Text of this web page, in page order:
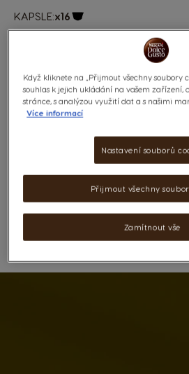
KAPSLE:x16
Ikona kapsle
Požitek z kávy na italský způsob.
sametovou a sladkou chuť naší
Crema d'Oro s pečlivě vybranými
Výživové údaje a složení
Když kliknete na „Přijmout všechny soubory
souhlas k jejich ukládání na vašem zařízení,
stránce, s analýzou využití dat a s našimi
Více informací
Nastavení souborů
Zamítnout vše
Přijmout všechny